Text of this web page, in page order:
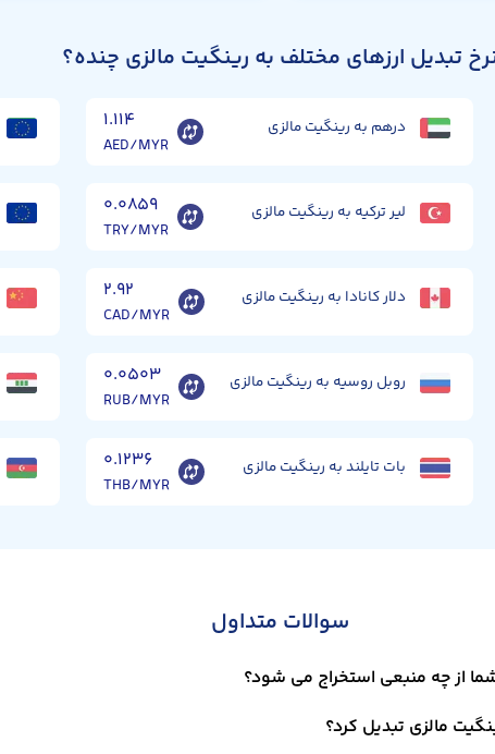
تبدیل ارزهای مختلف به رینگیت مالزی چنده؟
درهم به رینگیت مالزی ۱.۱۱۴
AED/MYR
لیر ترکیه به رینگیت مالزی ۰.۰۸۵۹
TRY/MYR
دلار کانادا به رینگیت مالزی ۲.۹۲
CAD/MYR
روبل روسیه به رینگیت مالزی ۰.۰۵۰۳
RUB/MYR
بات تایلند به رینگیت مالزی ۰.۱۲۳۶
THB/MYR
سوالات متداول
از چه منبعی استخراج می شود؟
مالزی تبدیل کرد؟